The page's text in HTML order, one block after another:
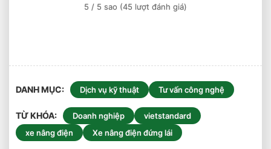
5 / 5 sao (45 lượt đánh giá)
DANH MỤC Dịch vụ kỹ thuật Tư vấn công nghệ
TỪ KHÓA Doanh nghiệp
vietstandard
xe nâng điện
Xe nâng điện đứng lái